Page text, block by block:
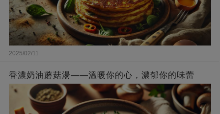
2025/02/11
香濃奶油蘑菇湯——溫暖你的心，濃郁你的味蕾